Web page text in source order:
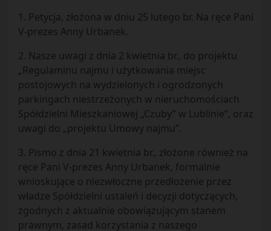
1. Petycja, złożona w dniu 25 lutego br. Na ręce Pani
V-prezes Anny Urbanek.
2. Nasze uwagi z dnia 2 kwietnia br., do projektu
„Regulaminu najmu i użytkowania miejsc
postojowych na wydzielonych i ogrodzonych
parkingach niestrzeżonych w nieruchomościach
Spółdzielni Mieszkaniowej „Czuby” w Lublinie”, oraz
uwagi do „projektu Umowy najmu”.
3. Pismo z dnia 21 kwietnia br., złożone również na
ręce Pani V-prezes Anny Urbanek, formalnie
wnioskujące o niezwłoczne przedłożenie przez
władze Spółdzielni ustaleń i decyzji dotyczących,
zgodnych z aktualnie obowiązującym stanem
prawnym, zasad korzystania z naszego